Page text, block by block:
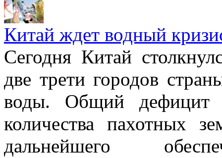
Китай ждет водный
Сегодня Китай
две трети городов
воды. Общий дефицит
количества пахотных
дальнейшего